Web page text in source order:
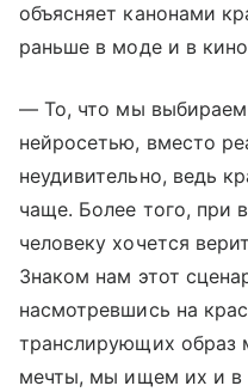
объясняет канонами
раньше в моде и в
— То, что мы выбираем
нейросетью, вместо
неудивительно, ведь
чаще. Более того, при
человеку хочется
Знаком нам этот
насмотревшись на
транслирующих
мечты, мы ищем их и в